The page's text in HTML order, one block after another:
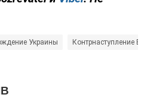
Украины Контрнаступление